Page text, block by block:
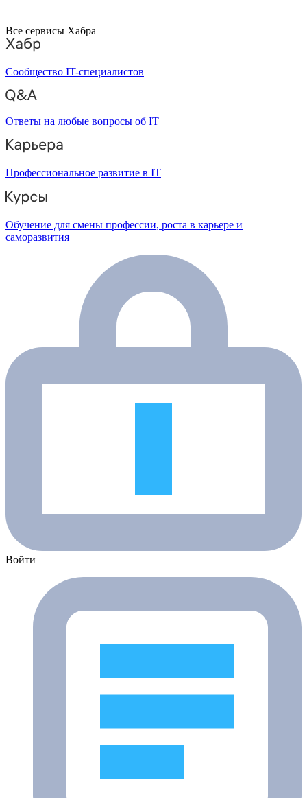
Все сервисы Хабра
Сообщество IT-специалистов
Ответы на любые вопросы об IT
Профессиональное развитие в IT
Обучение для смены профессии, роста в карьере и
саморазвития
Войти